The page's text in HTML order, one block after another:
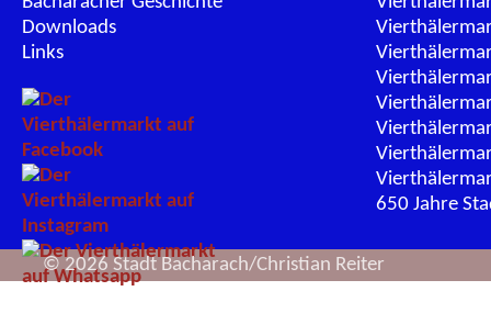
Downloads
Links
650 Jahre
© 2026 Stadt Bacharach/Christian Reiter